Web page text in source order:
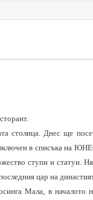
столица. Днес ще
включен в списъка на
ступи и
цар на
Мала, в началото